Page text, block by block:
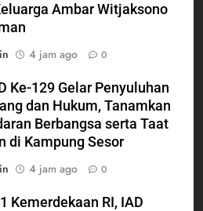
Ambar Witjaksono
4 jam ago 0
Ke-129 Gelar Penyuluhan
dan Hukum, Tanamkan
Berbangsa serta Taat
di Kampung Sesor
4 jam ago 0
Kemerdekaan RI, IAD